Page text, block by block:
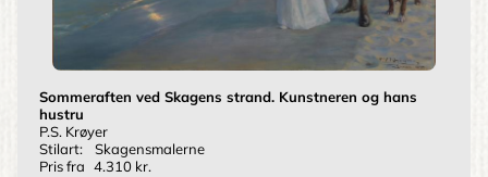
Sommeraften ved Skagens strand. Kunstneren og hans
hustru
P.S. Krøyer
Stilart:
Skagensmalerne
Pris fra 4.310 kr.